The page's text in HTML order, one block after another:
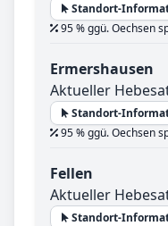
Standort-
95 % ggü. Oechsen
Ermershausen
Aktueller
Standort-
95 % ggü. Oechsen
Fellen
Aktueller
Standort-